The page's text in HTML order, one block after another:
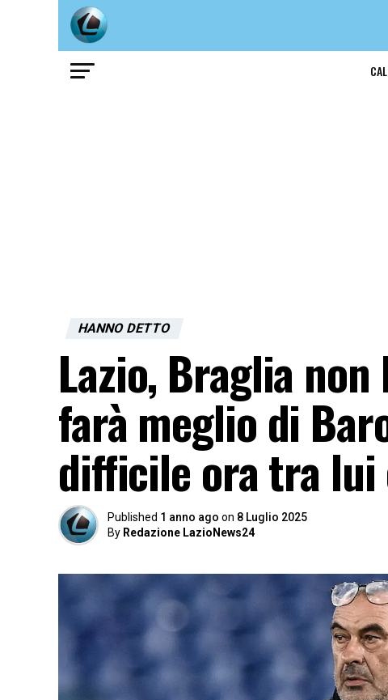
HANNO DETTO
Lazio, Braglia
farà meglio di
difficile ora tra lui
Published 1 anno ago on 8 Luglio 2025
By Redazione LazioNews24